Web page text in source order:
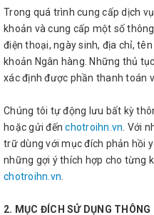
Trong quá trình cung cấp dịch
khoản và cung cấp một số
điện thoại, ngày sinh, địa chỉ,
khoản Ngân hàng. Những thủ
xác định được phần thanh toán
Chúng tôi tự động lưu bất kỳ
hoặc gửi đếnchotroihn.vn . Với
trữ dùng với mục đích phản hồi
những gợi ý thích hợp cho từng
chotroihn.vn
2. MỤC ĐÍCH SỬ DỤNG THÔNG